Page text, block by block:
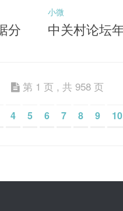
分
小微
中关村论坛
第 1 页 , 共 958 页
4 5 6 7 8 9 10